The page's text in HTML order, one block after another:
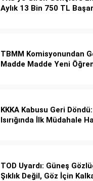
Aylık 13 Bin 750 TL
TBMM Komisyonundan
Madde Madde Yeni
KKKA Kabusu Geri
Isırığında İlk Müdahale
TOD Uyardı: Güneş
Şıklık Değil, Göz İçin